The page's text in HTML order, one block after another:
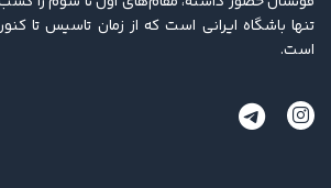
تنها باشگاه ایرانی است که از زمان تاسیس تا
است.